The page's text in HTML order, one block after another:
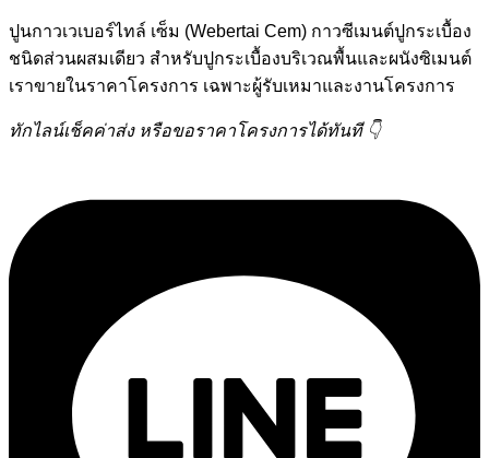
ปูนกาวเวเบอร์ไทล์ เซ็ม (Webertai Cem) กาวซีเมนต์ปูกระเบื้อง
ชนิดส่วนผสมเดียว สำหรับปูกระเบื้องบริเวณพื้นและผนังซิเมนต์
เราขายในราคาโครงการ เฉพาะผู้รับเหมาและงานโครงการ
ทักไลน์เช็คค่าส่ง หรือขอราคาโครงการได้ทันที 👇